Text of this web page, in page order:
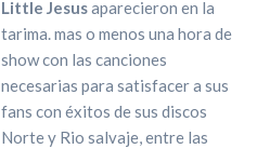
Little Jesusaparecieron en la
tarima. mas o menos una hora de
show con las canciones
necesarias para satisfacer a sus
fans con éxitos de sus discos
Norte y Rio salvaje, entre las